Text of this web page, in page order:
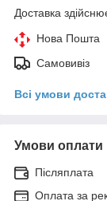
Доставка
Нова Пошта
Самовивіз
Всі умови
Умови оплати
Післяплата
Оплата за